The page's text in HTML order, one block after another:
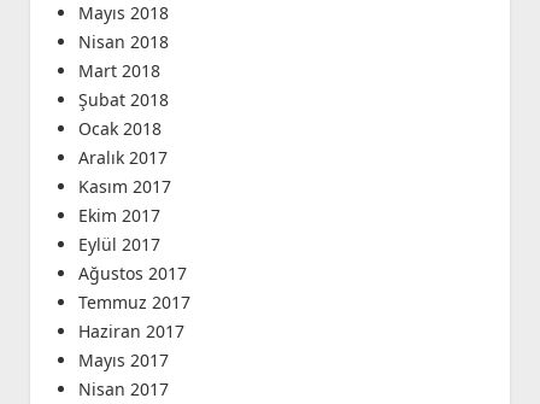
Mayıs 2018
Nisan 2018
Mart 2018
Şubat 2018
Ocak 2018
Aralık 2017
Kasım 2017
Ekim 2017
Eylül 2017
Ağustos 2017
Temmuz 2017
Haziran 2017
Mayıs 2017
Nisan 2017